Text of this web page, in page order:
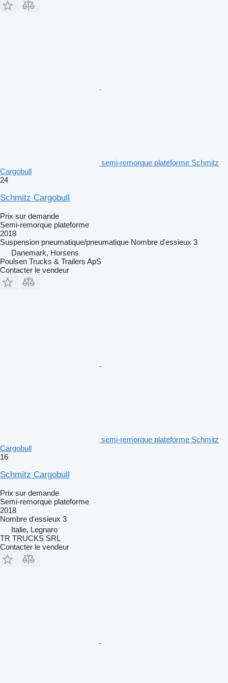
semi-remorque plateforme Schmitz
Cargobull
24
Schmitz Cargobull
Prix sur demande
Semi-remorque plateforme
2018
Suspension pneumatique/pneumatique Nombre d'essieux 3
Danemark, Horsens
Poulsen Trucks & Trailers ApS
Contacter le vendeur
semi-remorque plateforme Schmitz
Cargobull
16
Schmitz Cargobull
Prix sur demande
Semi-remorque plateforme
2018
Nombre d'essieux 3
Italie, Legnaro
TR TRUCKS SRL
Contacter le vendeur